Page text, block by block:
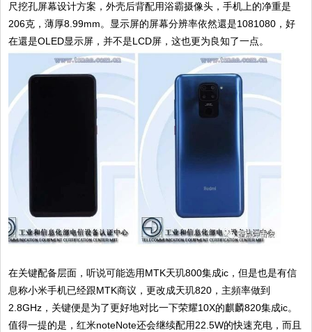
尺挖孔屏幕设计方案，外壳后背配用浴霸摄像头，手机上的净重是
206克，薄厚8.99mm。显示屏的屏幕分辨率依然還是1081080，好
在還是OLED显示屏，并不是LCD屏，这也更为良知了一点。
在关键配备层面，听说可能选用MTK天玑800集成ic，但是也是有信
息称小米手机已经跟MTK商议，更改成天玑820，主頻率做到
2.8GHz，关键便是为了更好地对比一下荣耀10X的麒麟820集成ic。
值得一提的是，红米noteNote还会继续配用22.5W的快速充电，而且